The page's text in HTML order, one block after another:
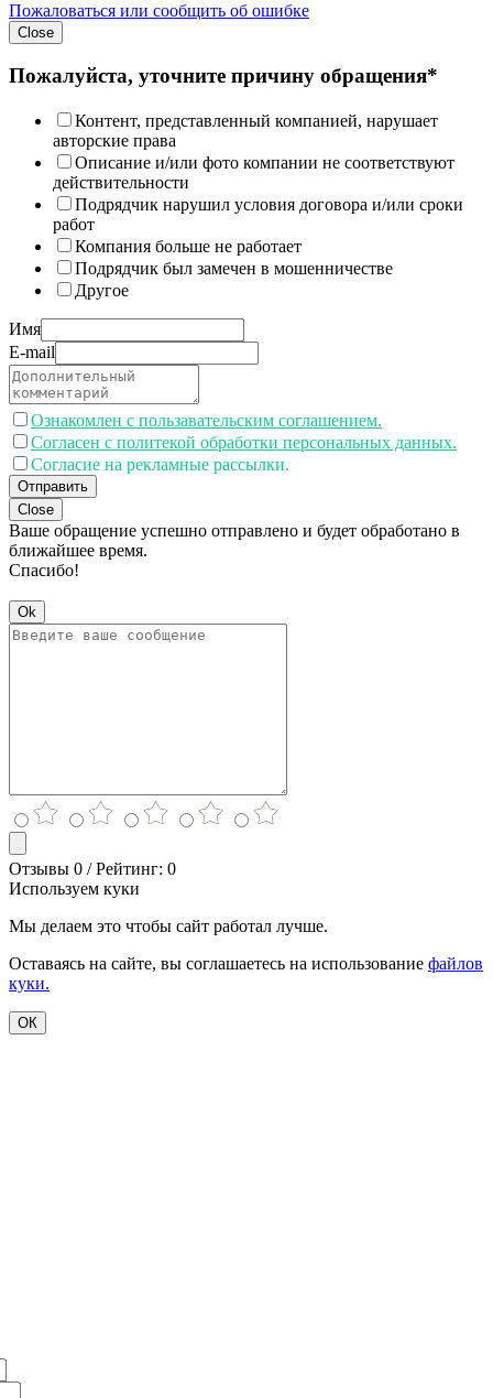
Пожаловаться или сообщить об ошибке
Close
Пожалуйста, уточните причину обращения*
Контент, представленный компанией, нарушает
авторские права
Описание и/или фото компании не соответствуют
действительности
Подрядчик нарушил условия договора и/или сроки
работ
Компания больше не работает
Подрядчик был замечен в мошенничестве
Другое
Имя
E-mail
Ознакомлен с пользавательским соглашением.
Согласен с политекой обработки персональных данных.
Согласие на рекламные рассылки.
Отправить
Close
Ваше обращение успешно отправлено и будет обработано в
ближайшее время.
Спасибо!
Ok
Отзывы 0 / Рейтинг: 0
Используем куки
Мы делаем это чтобы сайт работал лучше.
Оставаясь на сайте, вы соглашаетесь на использование файлов
куки.
ОК